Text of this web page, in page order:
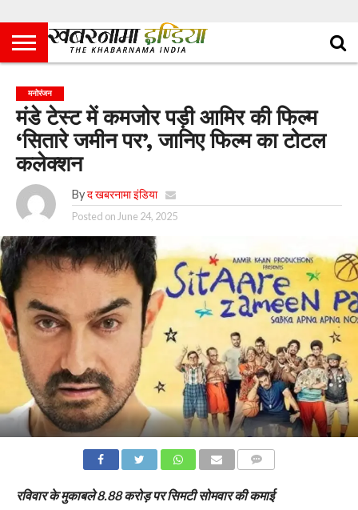
मनोरंजन
मंडे टेस्ट में कमजोर पड़ी आमिर की फिल्म
‘सितारे जमीन पर’, जानिए फिल्म का टोटल
कलेक्शन
By द खबरनामा इंडिया
Posted on June 24, 2025
रविवार के मुकाबले 8.88 करोड़ पर सिमटी सोमवार की कमाई